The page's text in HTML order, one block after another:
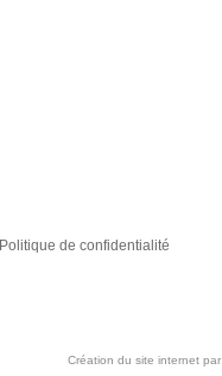
Politique de confidentialité
Création du site internet par